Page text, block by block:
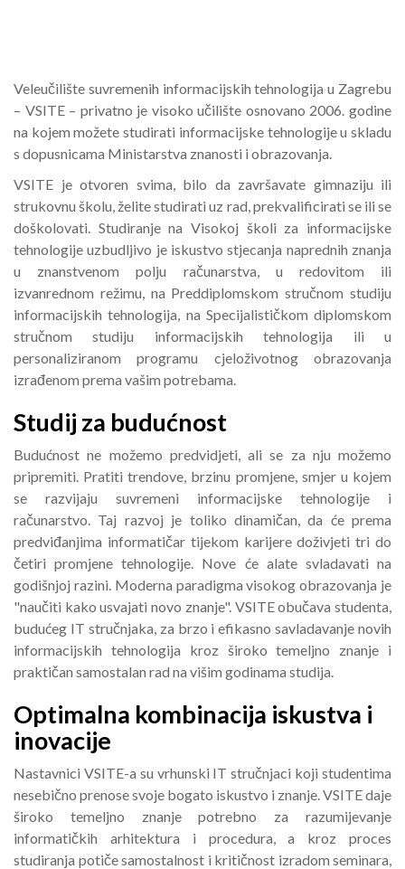
Veleučilište suvremenih informacijskih tehnologija u Zagrebu
– VSITE – privatno je visoko učilište osnovano 2006. godine
na kojem možete studirati informacijske tehnologije u skladu
s dopusnicama Ministarstva znanosti i obrazovanja.
VSITE je otvoren svima, bilo da završavate gimnaziju ili
strukovnu školu, želite studirati uz rad, prekvalificirati se ili se
doškolovati. Studiranje na Visokoj školi za informacijske
tehnologije uzbudljivo je iskustvo stjecanja naprednih znanja
u znanstvenom polju računarstva, u redovitom ili
izvanrednom režimu, na Preddiplomskom stručnom studiju
informacijskih tehnologija, na Specijalističkom diplomskom
stručnom studiju informacijskih tehnologija ili u
personaliziranom programu cjeloživotnog obrazovanja
izrađenom prema vašim potrebama.
Studij za budućnost
Budućnost ne možemo predvidjeti, ali se za nju možemo
pripremiti. Pratiti trendove, brzinu promjene, smjer u kojem
se razvijaju suvremeni informacijske tehnologije i
računarstvo. Taj razvoj je toliko dinamičan, da će prema
predviđanjima informatičar tijekom karijere doživjeti tri do
četiri promjene tehnologije. Nove će alate svladavati na
godišnjoj razini. Moderna paradigma visokog obrazovanja je
"naučiti kako usvajati novo znanje". VSITE obučava studenta,
budućeg IT stručnjaka, za brzo i efikasno savladavanje novih
informacijskih tehnologija kroz široko temeljno znanje i
praktičan samostalan rad na višim godinama studija.
Optimalna kombinacija iskustva i
inovacije
Nastavnici VSITE-a su vrhunski IT stručnjaci koji studentima
nesebično prenose svoje bogato iskustvo i znanje. VSITE daje
široko temeljno znanje potrebno za razumijevanje
informatičkih arhitektura i procedura, a kroz proces
studiranja potiče samostalnost i kritičnost izradom seminara,